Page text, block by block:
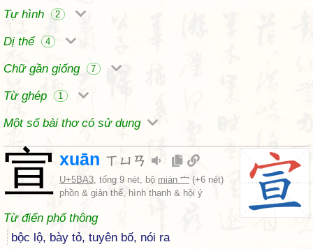
Tự hình
2
Dị thể 4
Chữ gần giống 7
Từ ghép 1
Một số bài thơ có sử dụng
宣 xuān ㄒㄩㄢ
U+5BA3, tổng 9 nét, bộ mián 宀 (+6 nét)
phồn & giản thể, hình thanh & hội ý
Từ điển phổ thông
bộc lộ, bày tỏ, tuyên bố, nói ra